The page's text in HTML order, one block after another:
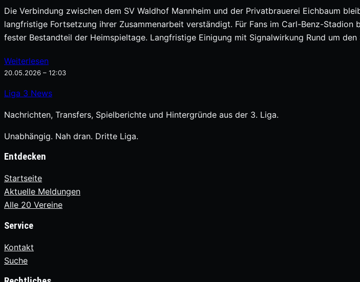
Die Verbindung zwischen dem SV Waldhof Mannheim und der Privatbrauerei Eichbaum
langfristige Fortsetzung ihrer Zusammenarbeit verständigt. Für Fans im Carl-Benz-
fester Bestandteil der Heimspieltage. Langfristige Einigung mit Signalwirkung Rund um den
Weiterlesen
20.05.2026 – 12:03
Liga 3 News
Nachrichten, Transfers, Spielberichte und Hintergründe aus der 3. Liga.
Unabhängig. Nah dran. Dritte Liga.
Entdecken
Startseite
Aktuelle Meldungen
Alle 20 Vereine
Service
Kontakt
Suche